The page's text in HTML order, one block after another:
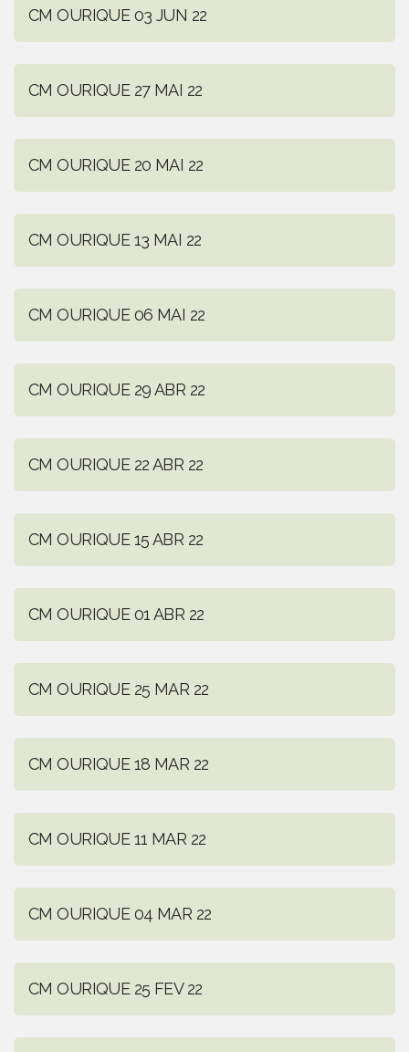
CM OURIQUE 03 JUN 22
CM OURIQUE 27 MAI 22
CM OURIQUE 20 MAI 22
CM OURIQUE 13 MAI 22
CM OURIQUE 06 MAI 22
CM OURIQUE 29 ABR 22
CM OURIQUE 22 ABR 22
CM OURIQUE 15 ABR 22
CM OURIQUE 01 ABR 22
CM OURIQUE 25 MAR 22
CM OURIQUE 18 MAR 22
CM OURIQUE 11 MAR 22
CM OURIQUE 04 MAR 22
CM OURIQUE 25 FEV 22